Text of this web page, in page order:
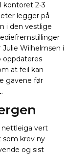
kontoret 2-3
legger på
i den vestlige
Wilhelmsen i
oppdateres
at feil kan
gavene før
nettleiga vert
som krev ny
og sist